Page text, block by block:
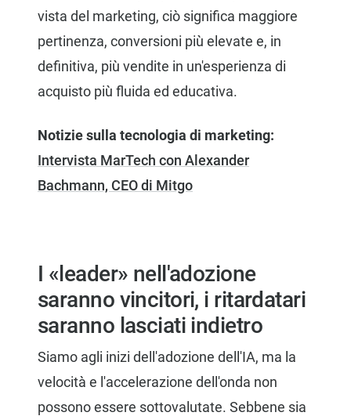
vista del marketing, ciò significa maggiore
pertinenza, conversioni più elevate e, in
definitiva, più vendite in un'esperienza di
acquisto più fluida ed educativa.
Notizie sulla tecnologia di marketing:
Intervista MarTech con Alexander
Bachmann, CEO di Mitgo
I «leader» nell'adozione
saranno vincitori, i ritardatari
saranno lasciati indietro
Siamo agli inizi dell'adozione dell'IA, ma la
velocità e l'accelerazione dell'onda non
possono essere sottovalutate. Sebbene sia